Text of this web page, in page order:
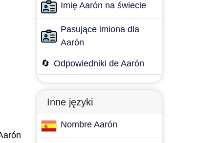
Imię Aarón na świecie
Pasujące imiona dla
Aarón
🔄 Odpowiedniki de Aarón
Inne języki
Nombre Aarón